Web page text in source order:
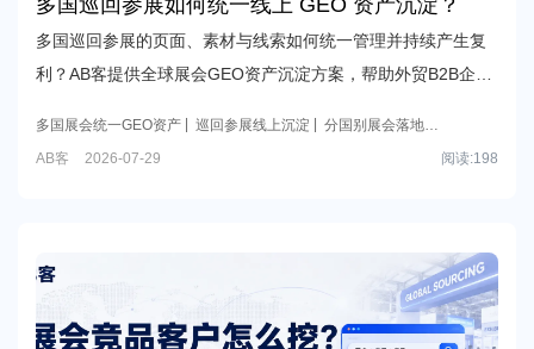
多国巡回参展的页面、素材与线索如何统一管理并持续产生复
利？AB客提供全球展会GEO资产沉淀方案，帮助外贸B2B企业
多国展会统一GEO资产 巡回参展线上沉淀
分国别展会落地页
AB客 2026-07-29 阅读:198